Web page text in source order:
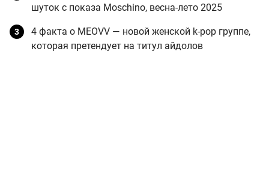
шуток с показа Moschino, весна-лето 2025
4 факта о MEOVV — новой женской k-pop группе,
которая претендует на титул айдолов